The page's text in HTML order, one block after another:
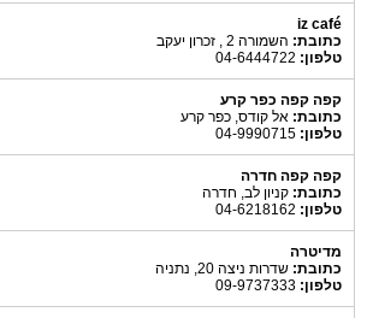
iz café
כתובת: השמורה 2 , זכרון יעקב
טלפון:
קפה קפה כפר קרע
כתובת: אל קודס, כפר קרע
טלפון:
קפה קפה חדרה
כתובת: קניון לב, חדרה
טלפון:
מדיטרה
כתובת: שדרות ניצה 20, נתניה
טלפון: